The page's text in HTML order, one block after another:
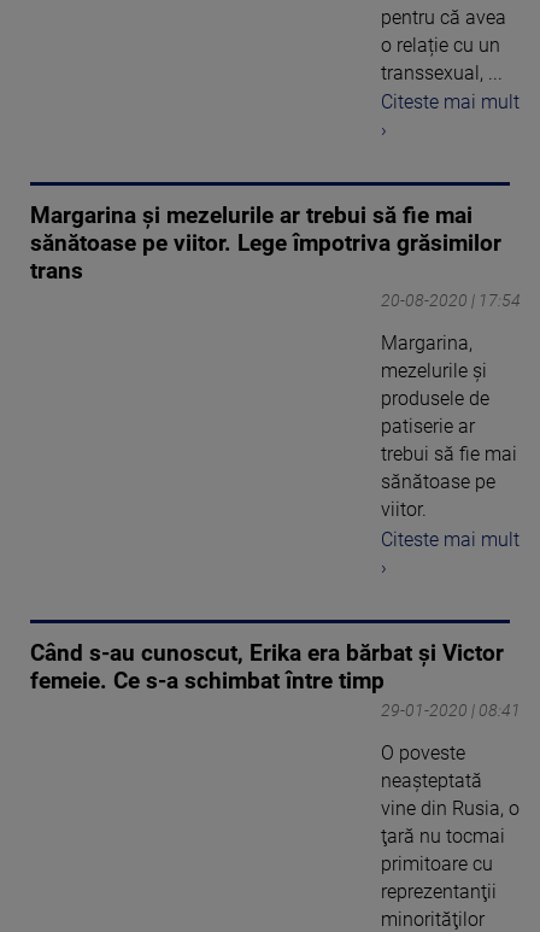
pentru că avea
o relație cu un
transsexual, ...
Citeste mai mult
›
Margarina și mezelurile ar trebui să fie mai
sănătoase pe viitor. Lege împotriva grăsimilor
trans
20-08-2020 | 17:54
Margarina,
mezelurile și
produsele de
patiserie ar
trebui să fie mai
sănătoase pe
viitor.
Citeste mai mult
›
Când s-au cunoscut, Erika era bărbat și Victor
femeie. Ce s-a schimbat între timp
29-01-2020 | 08:41
O poveste
neaşteptată
vine din Rusia, o
ţară nu tocmai
primitoare cu
reprezentanţii
minorităţilor